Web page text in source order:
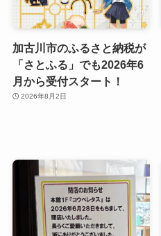
加古川市のふるさと納税が
「さとふる」でも2026年6
月から受付スタート！
2026年8月2日